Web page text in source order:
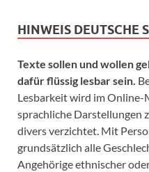
HINWEIS DEUTSCHE
Texte sollen und wollen
dafür flüssig lesbar sein.
Lesbarkeit wird im Online-
sprachliche Darstellungen
divers verzichtet. Mit
grundsätzlich alle
Angehörige ethnischer